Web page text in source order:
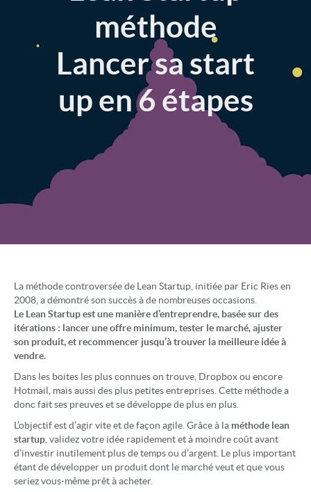
méthode
Lancer sa start
up en 6 étapes
La méthode controversée de Lean Startup, initiée par Eric Ries en
2008, a démontré son succès à de nombreuses occasions.
Le Lean Startup est une manière d’entreprendre, basée sur des
itérations : lancer une offre minimum, tester le marché, ajuster
son produit, et recommencer jusqu’à trouver la meilleure idée à
vendre.
Dans les boites les plus connues on trouve, Dropbox ou encore
Hotmail, mais aussi des plus petites entreprises. Cette méthode a
donc fait ses preuves et se développe de plus en plus.
L’objectif est d’agir vite et de façon agile. Grâce à la méthode lean
startup , validez votre idée rapidement et à moindre coût avant
d’investir inutilement plus de temps ou d’argent. Le plus important
étant de développer un produit dont le marché veut et que vous
seriez vous-même prêt à acheter.